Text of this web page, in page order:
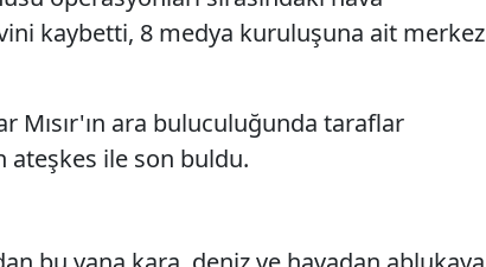
kaybetti, 8 medya kuruluşuna ait merkez
Mısır'ın ara buluculuğunda taraflar
ateşkes ile son buldu.